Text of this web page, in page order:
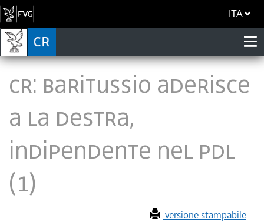
ITA
CR: Baritussio aderisce
a La Destra,
indipendente nel Pdl
(1)
versione stampabile